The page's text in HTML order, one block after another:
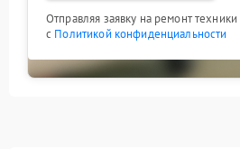
Отправляя заявку на ремонт
с Политикой конфиденциальности